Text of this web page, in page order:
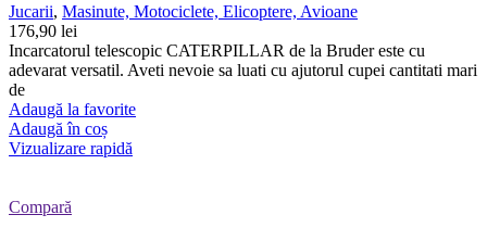
Jucarii, Masinute, Motociclete, Elicoptere, Avioane
176,90 lei
Incarcatorul telescopic CATERPILLAR de la Bruder este cu
adevarat versatil. Aveti nevoie sa luati cu ajutorul cupei cantitati mari
de
Adaugă la favorite
Adaugă în coș
Vizualizare rapidă
Compară